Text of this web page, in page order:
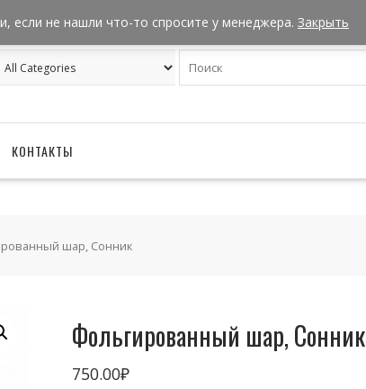
КОНТАКТЫ
шар, Сонник
Фольгированный шар, Сонник
750.00₽
если не нашли что-то спросите у менеджера. Закрыть